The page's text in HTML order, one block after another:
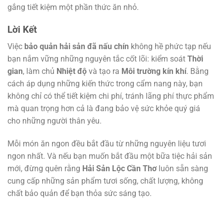
gắng tiết kiệm một phần thức ăn nhỏ.
Lời Kết
Việc bảo quản hải sản đã nấu chín không hề phức tạp nếu
bạn nắm vững những nguyên tắc cốt lõi: kiểm soát Thời
gian, làm chủ Nhiệt độ và tạo ra Môi trường kín khí. Bằng
cách áp dụng những kiến thức trong cẩm nang này, bạn
không chỉ có thể tiết kiệm chi phí, tránh lãng phí thực phẩm
mà quan trọng hơn cả là đang bảo vệ sức khỏe quý giá
cho những người thân yêu.
Mỗi món ăn ngon đều bắt đầu từ những nguyên liệu tươi
ngon nhất. Và nếu bạn muốn bắt đầu một bữa tiệc hải sản
mới, đừng quên rằng Hải Sản Lộc Cần Thơluôn sẵn sàng
cung cấp những sản phẩm tươi sống, chất lượng, không
chất bảo quản để bạn thỏa sức sáng tạo.